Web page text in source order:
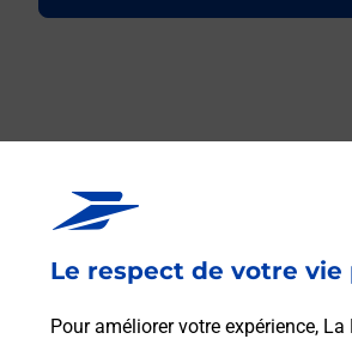
Le respect de votre
Pour améliorer votre expérience, La